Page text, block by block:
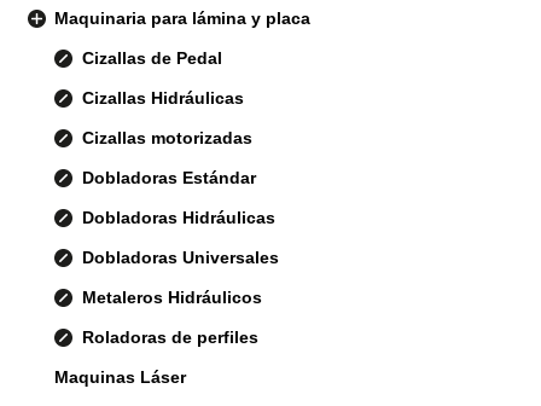
Maquinaria para lámina y placa
Cizallas de Pedal
Cizallas Hidráulicas
Cizallas motorizadas
Dobladoras Estándar
Dobladoras Hidráulicas
Dobladoras Universales
Metaleros Hidráulicos
Roladoras de perfiles
Maquinas Láser